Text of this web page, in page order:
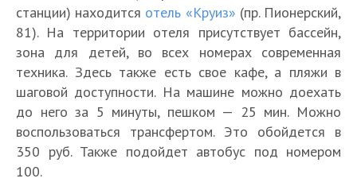
станции) находится отель «Круиз» (пр. Пионерский,
81). На территории отеля присутствует бассейн,
зона для детей, во всех номерах современная
техника. Здесь также есть свое кафе, а пляжи в
шаговой доступности. На машине можно доехать
до него за 5 минуты, пешком — 25 мин. Можно
воспользоваться трансфертом. Это обойдется в
350 руб. Также подойдет автобус под номером
100.